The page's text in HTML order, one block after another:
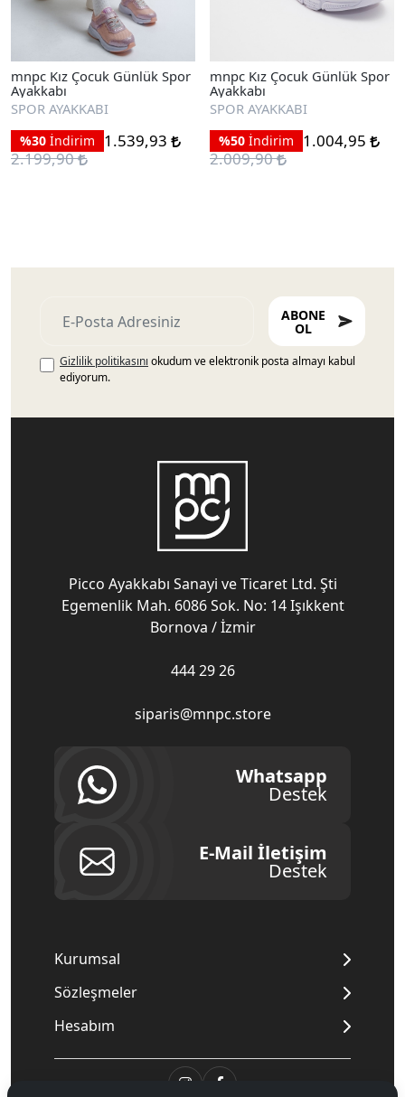
mnpc Kız Çocuk Günlük Spor
Ayakkabı
SPOR AYAKKABI
%30 İndirim
1.539,93
2.199,90
mnpc Kız Çocuk Günlük Spor
Ayakkabı
SPOR AYAKKABI
%50 İndirim
1.004,95
2.009,90
ABONE
OL
Gizlilik politikasını okudum ve elektronik posta almayı kabul
ediyorum.
Picco Ayakkabı Sanayi ve Ticaret Ltd. Şti
Egemenlik Mah. 6086 Sok. No: 14 Işıkkent
Bornova / İzmir
444 29 26
siparis@mnpc.store
Whatsapp
Destek
E-Mail İletişim
Destek
Kurumsal
Sözleşmeler
Hesabım